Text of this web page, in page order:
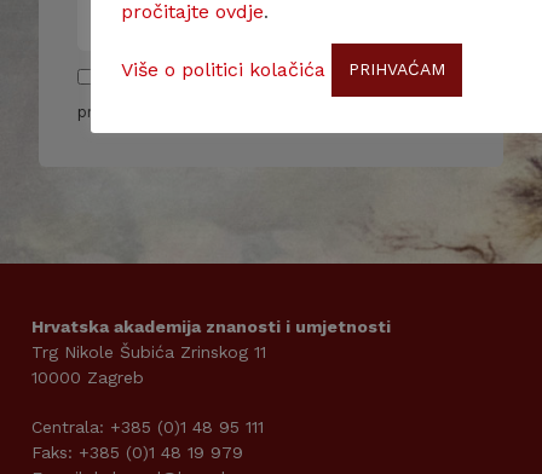
Pročitao/la sam i slažem se sa pravilima
privatnosti
Hrvatska akademija znanosti i umjetnosti
Trg Nikole Šubića Zrinskog 11
10000 Zagreb
Centrala: +385 (0)1 48 95 111
Faks: +385 (0)1 48 19 979
pročitajte ovdje.
Više o politici kolačića PRIHVAĆAM